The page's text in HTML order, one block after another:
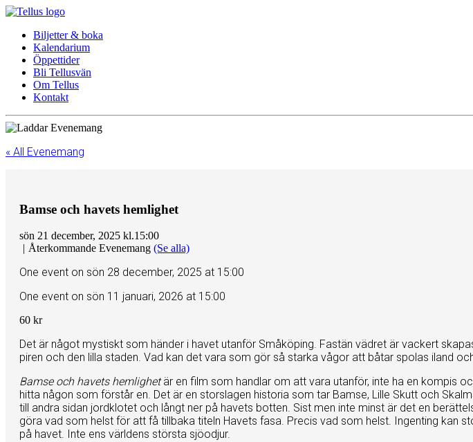
Biljetter & boka
Kalendarium
Öppettider
Bli Tellusvän
Om Tellus
Kontakt
« All Evenemang
Bamse och havets hemlighet
sön 21 december, 2025 kl.15:00
| Återkommande Evenemang (Se alla)
One event on sön 28 december, 2025 at 15:00
One event on sön 11 januari, 2026 at 15:00
60 kr
Det är något mystiskt som händer i havet utanför Småköping. Fastän vädret är vackert
piren och den lilla staden. Vad kan det vara som gör så starka vågor att båtar spolas iland
Bamse och havets hemlighetär en film som handlar om att vara utanför, inte ha en kompis
hitta någon som förstår en. Det är en storslagen historia som tar Bamse, Lille Skutt och
till andra sidan jordklotet och långt ner på havets botten. Sist men inte minst är det en
göra vad som helst för att få tillbaka titeln Havets fasa. Precis vad som helst. Ingenting kan
på havet. Inte ens världens största sjöodjur.